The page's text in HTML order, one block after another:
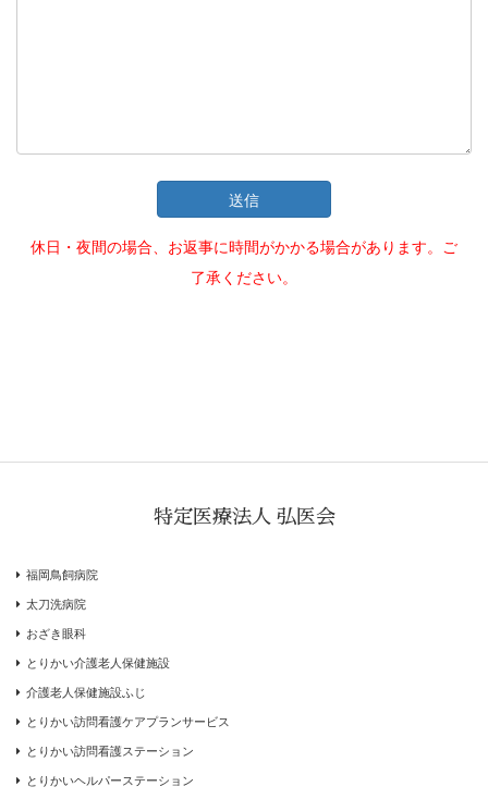
送信
休日・夜間の場合、お返事に時間がかかる場合があります。ご
了承ください。
特定医療法人 弘医会
福岡鳥飼病院
太刀洗病院
おざき眼科
とりかい介護老人保健施設
介護老人保健施設ふじ
とりかい訪問看護ケアプランサービス
とりかい訪問看護ステーション
とりかいヘルパーステーション